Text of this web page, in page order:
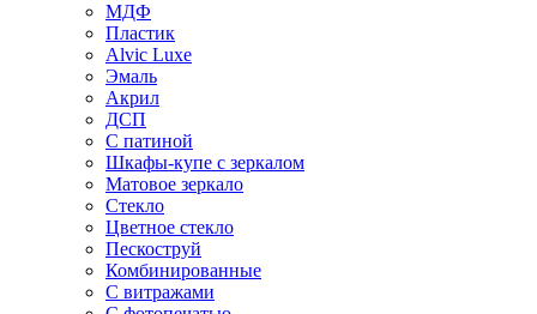
МДФ
Пластик
Alvic Luxe
Эмаль
Акрил
ДСП
С патиной
Шкафы-купе с зеркалом
Матовое зеркало
Стекло
Цветное стекло
Пескоструй
Комбинированные
С витражами